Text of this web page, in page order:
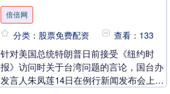
倍倍网
分类：股票免费配资 查看：133
针对美国总统特朗普日前接受《纽约时
报》访问时关于台湾问题的言论，国台办
发言人朱凤莲14日在例行新闻发布会上答